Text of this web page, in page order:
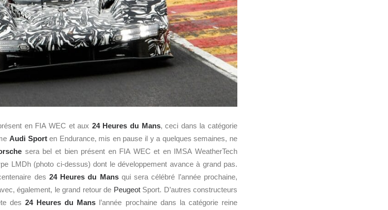
en FIA WEC et aux 24 Heures du Mans, ceci dans la catégorie
Audi Sporten Endurance, mis en pause il y a quelques semaines, ne
sera bel et bien présent en FIA WEC et en IMSA WeatherTech
LMDh (photo ci-dessus) dont le développement avance à grand pas.
des 24 Heures du Mansqui sera célébré l’année prochaine,
également, le grand retour de PeugeotSport. D’autres constructeurs
des 24 Heures du Mans l’année prochaine dans la catégorie reine